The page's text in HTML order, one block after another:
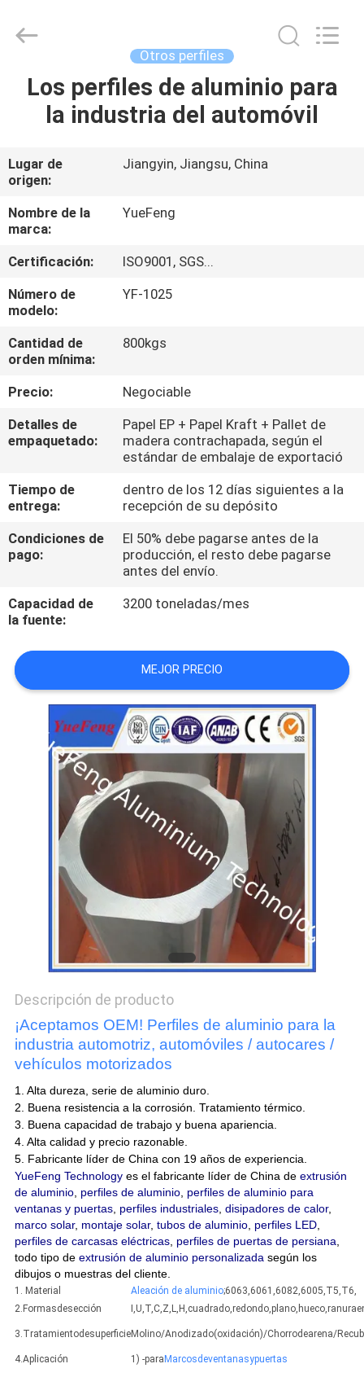
INICIO
SOBRE
NOSOTROS
VISITA
A
FÁBRICA
CONTROL
DE
CONTÁCTENOS
NOTICIAS
SOLICITAR
UNA
COTIZACIÓN
MAPA
PRIVACY
POLICY
Rights
Reserved.
Otros perfiles
Los perfiles de aluminio para
la industria del automóvil
Lugar de
origen:
Jiangyin, Jiangsu, China
Nombre de la
marca:
YueFeng
Certificación:
ISO9001, SGS...
Número de
modelo:
YF-1025
Cantidad de
orden mínima:
800kgs
Precio:
Negociable
Detalles de
empaquetado:
Papel EP + Papel Kraft + Pallet de
madera contrachapada, según el
estándar de embalaje de exportació
Tiempo de
entrega:
dentro de los 12 días siguientes a la
recepción de su depósito
Condiciones de
pago:
El 50% debe pagarse antes de la
producción, el resto debe pagarse
antes del envío.
Capacidad de
la fuente:
3200 toneladas/mes
MEJOR PRECIO
Descripción de producto
¡Aceptamos OEM! Perfiles de aluminio para la
industria automotriz, automóviles / autocares /
vehículos motorizados
1. Alta dureza, serie de aluminio duro.
2. Buena resistencia a la corrosión. Tratamiento térmico.
3. Buena capacidad de trabajo y buena apariencia.
4. Alta calidad y precio razonable.
5. Fabricante líder de China con 19 años de experiencia.
YueFeng Technologyes el fabricante líder de China de extrusión
de aluminio, perfiles de aluminio, perfiles de aluminio para
ventanas y puertas, perfiles industriales, disipadores de calor,
marco solar, montaje solar, tubos de aluminio, perfiles LED,
perfiles de carcasas eléctricas, perfiles de puertas de persiana,
todo tipo de extrusión de aluminio personalizada según los
dibujos o muestras del cliente.
1. Material Aleación de aluminio;6063,6061,6082,6005,T5,T6,
2.Formasdesección
3.TratamientodesuperficieMolino/Anodizado(oxidación)/Chorrodearena/
4.Aplicación 1) -para Marcosdeventanasypuertas